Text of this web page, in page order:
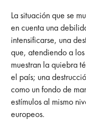
La situación que se
en cuenta una
intensificarse, una
que, atendiendo a
muestran la quiebra
el país; una
como un fondo de
estímulos al mismo
europeos.